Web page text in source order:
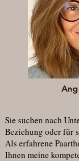
Sie suchen nach
Beziehung oder für
Als erfahrene
Ihnen meine